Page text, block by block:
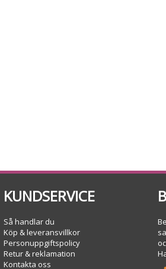
KUNDSERVICE
Så handlar du
Köp & leveransvillkor
Personuppgiftspolicy
Retur & reklamation
Kontakta oss